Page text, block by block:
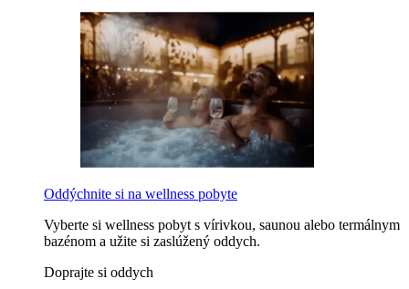
Oddýchnite si na wellness pobyte
Vyberte si wellness pobyt s vírivkou, saunou alebo termálnym
bazénom a užite si zaslúžený oddych.
Doprajte si oddych